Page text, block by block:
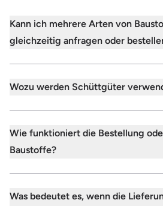
Kann ich mehrere Arten von
gleichzeitig anfragen oder
Wozu werden Schüttgüter
Wie funktioniert die Bestellung
Baustoffe?
Was bedeutet es, wenn die